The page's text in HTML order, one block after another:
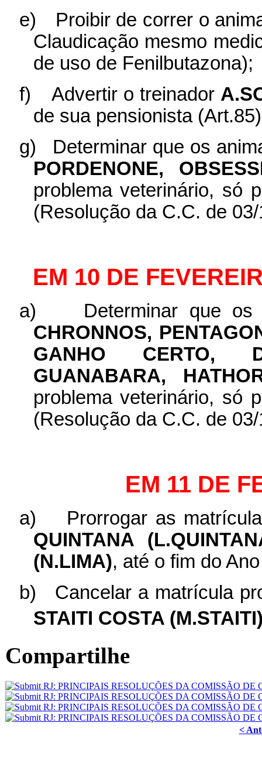
e)
Proibir de correr o
Claudicação mesmo
de uso de Fenilbutazona);
f)
Advertir o treinador
de sua pensionista
g)
Determinar que os
PORDENONE,
problema veterinário, só
(Resolução da C.C. de
EM 10 DE
a)
Determinar que
CHRONNOS,
GANHO CERTO,
GUANABARA,
problema veterinário, só
(Resolução da C.C. de
EM 11 DE
a)
Prorrogar as
QUINTANA
(N.LIMA), até o fim do
b)
Cancelar a matrícula
STAITI COSTA
Compartilhe
<